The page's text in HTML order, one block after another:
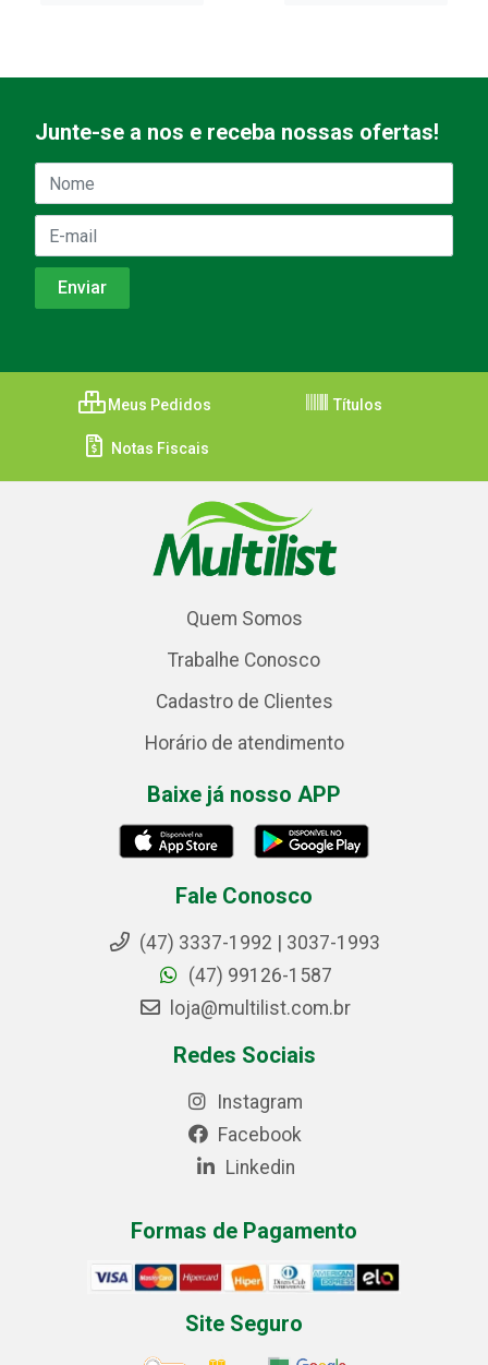
Junte-se a nos e receba nossas ofertas!
Meus Pedidos Títulos
Notas Fiscais
Quem Somos
Trabalhe Conosco
Cadastro de Clientes
Horário de atendimento
Baixe já nosso APP
Fale Conosco
(47) 3337-1992 | 3037-1993
(47) 99126-1587
loja@multilist.com.br
Redes Sociais
Instagram
Facebook
Linkedin
Formas de Pagamento
Site Seguro